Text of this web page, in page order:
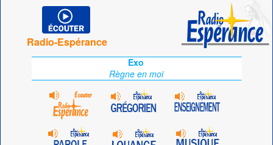
Radio-Espérance
Exo
Règne en moi